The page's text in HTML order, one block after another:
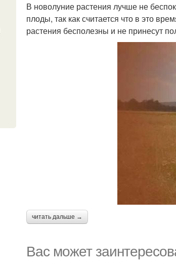
В новолуние растения лучше не
плоды, так как считается что в это
растения бесполезны и не принесут
читать дальше →
Вас может